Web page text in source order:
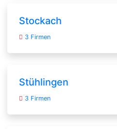
Stockach
3 Firmen
Stühlingen
3 Firmen